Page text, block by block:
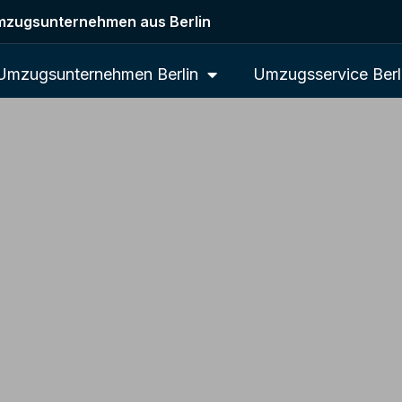
aus Berlin
Berlin Umzugsservice